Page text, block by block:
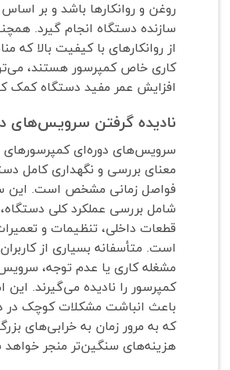
روغن و روانکارها باشد و بر
سازنده دستگاه انجام گیرد.
از روانکارهای با کیفیت بالا که
کاری خاص کمپرسور هستند،
افزایش عمر مفید دستگاه کمک
نادیده گرفتن سرویس‌های
سرویس‌های دوره‌ای کمپرسورهای
معنای بررسی و نگهداری کامل
فواصل زمانی مشخص است. این
شامل بررسی عملکرد کلی
قطعات داخلی، تنظیمات و
است. متأسفانه بسیاری از
مشغله کاری یا عدم توجه،
کمپرسور را نادیده می‌گیرند. این
باعث انباشت مشکلات کوچک در
که به مرور زمان به خرابی‌های
هزینه‌های سنگین‌تر منجر